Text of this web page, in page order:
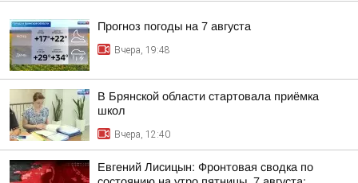
Прогноз погоды на 7 августа
Вчера, 19:48
В Брянской области стартовала приёмка
школ
Вчера, 12:40
Евгений Лисицын: Фронтовая сводка по